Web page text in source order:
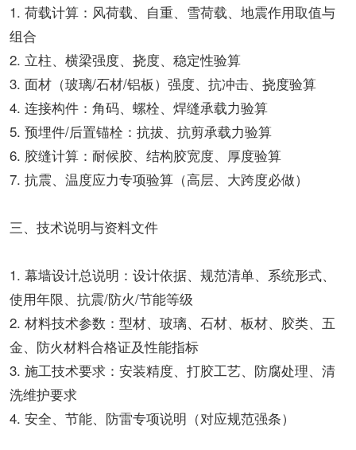
1. 荷载计算：风荷载、自重、雪荷载、地震作用取值与
组合
2. 立柱、横梁强度、挠度、稳定性验算
3. 面材（玻璃/石材/铝板）强度、抗冲击、挠度验算
4. 连接构件：角码、螺栓、焊缝承载力验算
5. 预埋件/后置锚栓：抗拔、抗剪承载力验算
6. 胶缝计算：耐候胶、结构胶宽度、厚度验算
7. 抗震、温度应力专项验算（高层、大跨度必做）
三、技术说明与资料文件
1. 幕墙设计总说明：设计依据、规范清单、系统形式、
使用年限、抗震/防火/节能等级
2. 材料技术参数：型材、玻璃、石材、板材、胶类、五
金、防火材料合格证及性能指标
3. 施工技术要求：安装精度、打胶工艺、防腐处理、清
洗维护要求
4. 安全、节能、防雷专项说明（对应规范强条）